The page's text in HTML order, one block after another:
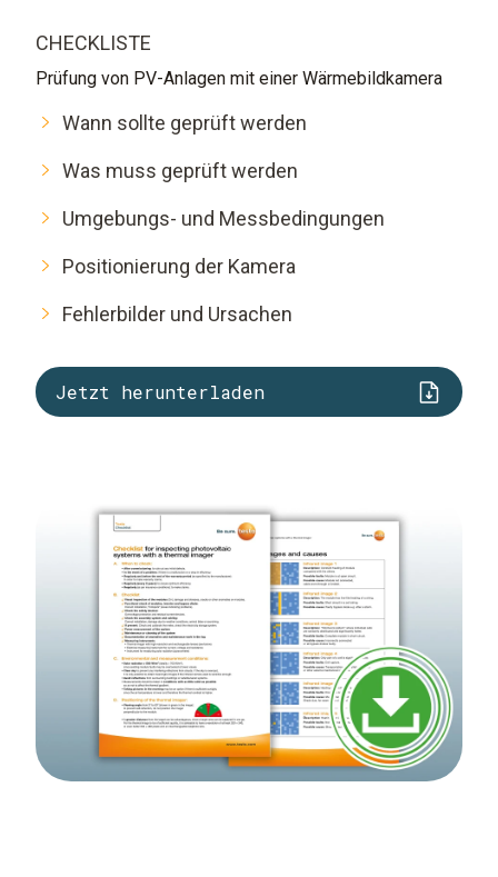
CHECKLISTE
Prüfung von PV-Anlagen mit einer Wärmebildkamera​
Wann sollte geprüft werden​
Was muss geprüft werden​
Umgebungs- und Messbedingungen​
Positionierung der Kamera​
Fehlerbilder und Ursachen​
Jetzt herunterladen